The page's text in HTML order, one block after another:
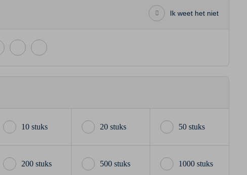
Ik weet het niet
10 stuks 20 stuks 50 stuks
200 stuks 500 stuks 1000 stuks